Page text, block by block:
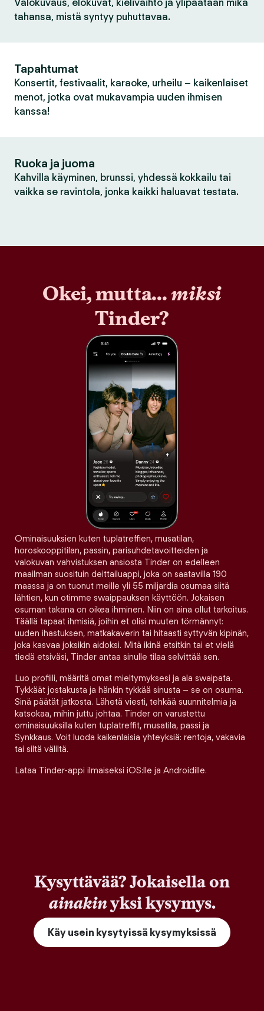
Valokuvaus, elokuvat, kielivaihto ja ylipäätään mikä
tahansa, mistä syntyy puhuttavaa.
Tapahtumat
Konsertit, festivaalit, karaoke, urheilu – kaikenlaiset
menot, jotka ovat mukavampia uuden ihmisen
kanssa!
Ruoka ja juoma
Kahvilla käyminen, brunssi, yhdessä kokkailu tai
vaikka se ravintola, jonka kaikki haluavat testata.
Okei, mutta...miksi
Tinder?
Ominaisuuksien kuten tuplatreffien, musatilan,
horoskooppitilan, passin, parisuhdetavoitteiden ja
valokuvan vahvistuksen ansiosta Tinder on edelleen
maailman suosituin deittailuappi, joka on saatavilla 190
maassa ja on tuonut meille yli 55 miljardia osumaa siitä
lähtien, kun otimme swaippauksen käyttöön. Jokaisen
osuman takana on oikea ihminen. Niin on aina ollut tarkoitus.
Täällä tapaat ihmisiä, joihin et olisi muuten törmännyt:
uuden ihastuksen, matkakaverin tai hitaasti syttyvän kipinän,
joka kasvaa joksikin aidoksi. Mitä ikinä etsitkin tai et vielä
tiedä etsiväsi, Tinder antaa sinulle tilaa selvittää sen.
Luo profiili, määritä omat mieltymyksesi ja ala swaipata.
Tykkäät jostakusta ja hänkin tykkää sinusta – se on osuma.
Sinä päätät jatkosta. Lähetä viesti, tehkää suunnitelmia ja
katsokaa, mihin juttu johtaa. Tinder on varustettu
ominaisuuksilla kuten tuplatreffit, musatila, passi ja
Synkkaus. Voit luoda kaikenlaisia yhteyksiä: rentoja, vakavia
tai siltä väliltä.
Lataa Tinder-appi ilmaiseksi iOS:lle ja Androidille.
Kysyttävää? Jokaisella on
ainakinyksi kysymys.
Käy usein kysytyissä kysymyksissä